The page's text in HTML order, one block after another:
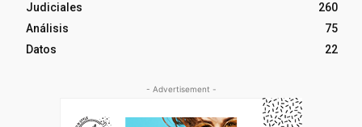
Judiciales
260
Análisis
75
Datos
22
- Advertisement -